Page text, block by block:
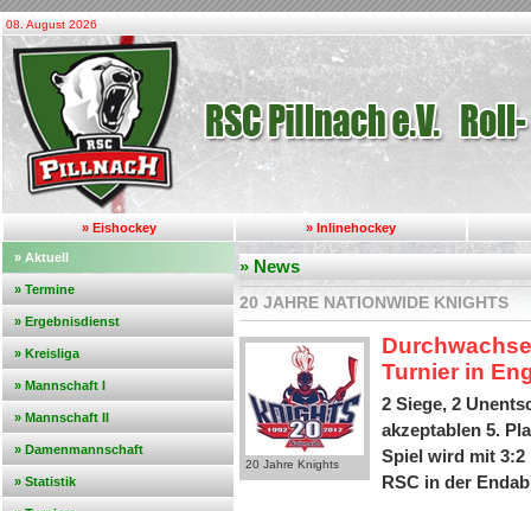
08. August 2026
» Eishockey » Inlinehockey
» Aktuell
» Termine
» Ergebnisdienst
» Kreisliga
» Mannschaft I
» Mannschaft II
» Damenmannschaft
» Statistik
» News
20 JAHRE NATIONWIDE KNIGHTS
20 Jahre Knights
Turnier in
2 Siege, 2
akzeptablen 5.
Spiel wird mit 3:2
RSC in der